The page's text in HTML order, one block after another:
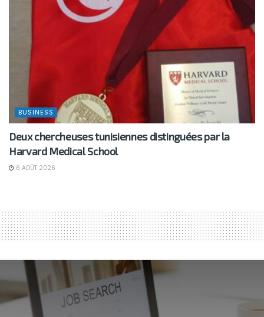
BUSINESS
Deux chercheuses tunisiennes distinguées par la
Harvard Medical School
6 AOÛT 2026